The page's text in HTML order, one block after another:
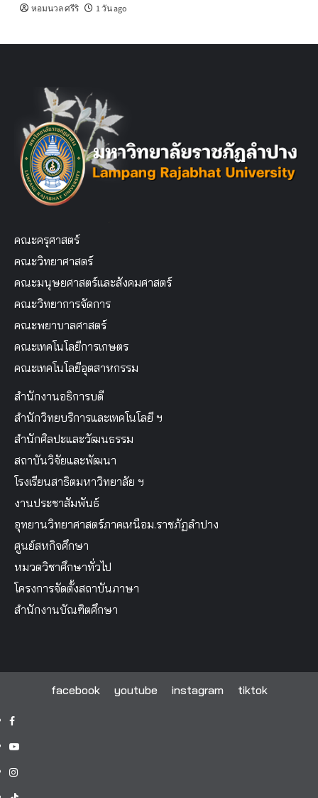
หอมนวล ศรีริ 1 วัน ago
คณะครุศาสตร์
คณะวิทยาศาสตร์
คณะมนุษยศาสตร์และสังคมศาสตร์
คณะวิทยาการจัดการ
คณะพยาบาลศาสตร์
คณะเทคโนโลยีการเกษตร
คณะเทคโนโลยีอุตสาหกรรม
สำนักงานอธิการบดี
สำนักวิทยบริการและเทคโนโลยี ฯ
สำนักศิลปะและวัฒนธรรม
สถาบันวิจัยและพัฒนา
โรงเรียนสาธิตมหาวิทยาลัย ฯ
งานประชาสัมพันธ์
อุทยานวิทยาศาสตร์ภาคเหนือม.ราชภัฏลำปาง
ศูนย์สหกิจศึกษา
หมวดวิชาศึกษาทั่วไป
โครงการจัดตั้งสถาบันภาษา
สำนักงานบัณฑิตศึกษา
facebook youtube instagram tiktok
facebook
youtube
instagram